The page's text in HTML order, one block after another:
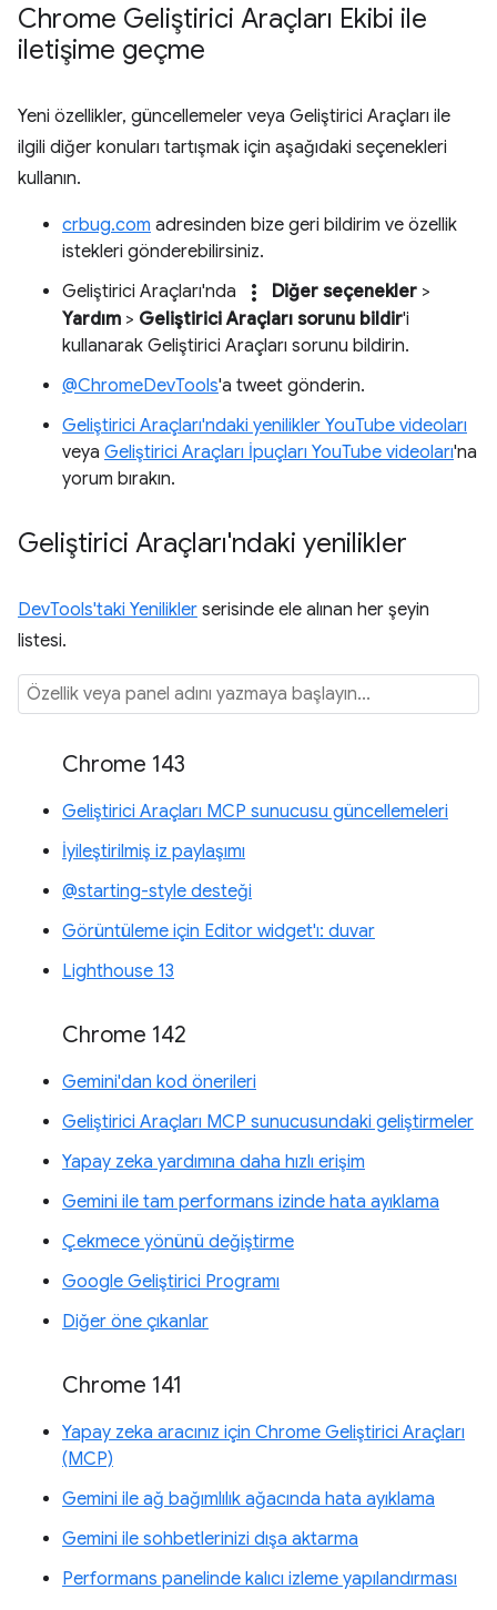
Chrome Geliştirici Araçları Ekibi ile
iletişime geçme
Yeni özellikler, güncellemeler veya Geliştirici Araçları ile
ilgili diğer konuları tartışmak için aşağıdaki seçenekleri
kullanın.
crbug.com adresinden bize geri bildirim ve özellik
istekleri gönderebilirsiniz.
Geliştirici Araçları'nda
more_vert Diğer seçenekler >
Yardım > Geliştirici Araçları sorunu bildir'i
kullanarak Geliştirici Araçları sorunu bildirin.
@ChromeDevTools'a tweet gönderin.
Geliştirici Araçları'ndaki yenilikler YouTube videoları
veya Geliştirici Araçları İpuçları YouTube videoları'na
yorum bırakın.
Geliştirici Araçları'ndaki yenilikler
DevTools'taki Yenilikler serisinde ele alınan her şeyin
listesi.
Chrome 143
Geliştirici Araçları MCP sunucusu güncellemeleri
İyileştirilmiş iz paylaşımı
@starting-style desteği
Görüntüleme için Editor widget'ı: duvar
Lighthouse 13
Chrome 142
Gemini'dan kod önerileri
Geliştirici Araçları MCP sunucusundaki geliştirmeler
Yapay zeka yardımına daha hızlı erişim
Gemini ile tam performans izinde hata ayıklama
Çekmece yönünü değiştirme
Google Geliştirici Programı
Diğer öne çıkanlar
Chrome 141
Yapay zeka aracınız için Chrome Geliştirici Araçları
(MCP)
Gemini ile ağ bağımlılık ağacında hata ayıklama
Gemini ile sohbetlerinizi dışa aktarma
Performans panelinde kalıcı izleme yapılandırması